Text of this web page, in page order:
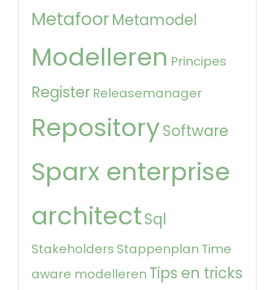
MetafoorMetamodel
Modelleren Principes
Register Releasemanager
RepositorySoftware
Sparx enterprise
architectSql
Stakeholders Stappenplan Time
aware modelleren Tips en tricks